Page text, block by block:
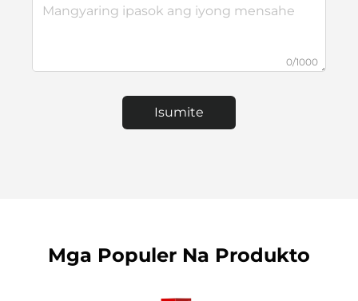
0/1000
Isumite
Mga Populer Na Produkto